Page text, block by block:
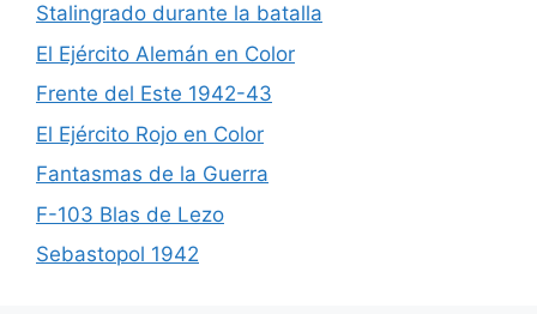
Stalingrado durante la batalla
El Ejército Alemán en Color
Frente del Este 1942-43
El Ejército Rojo en Color
Fantasmas de la Guerra
F-103 Blas de Lezo
Sebastopol 1942